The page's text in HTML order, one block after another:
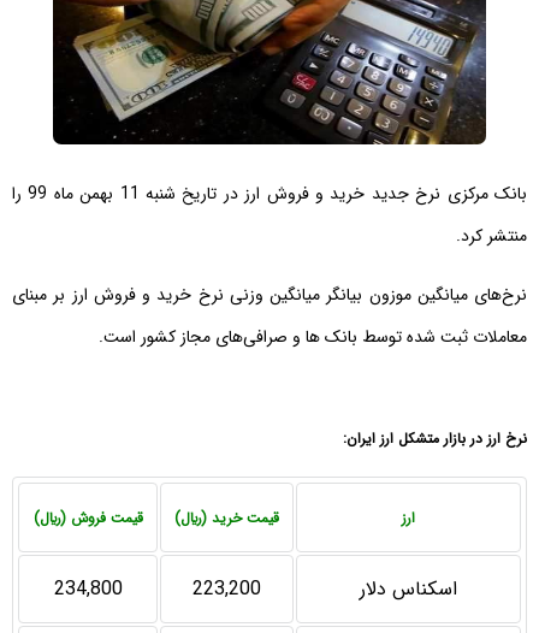
بانک مرکزی نرخ جدید خرید و فروش ارز در تاریخ شنبه 11 بهمن ماه 99 را
منتشر کرد.
نرخ‌های میانگین موزون بیانگر میانگین وزنی نرخ خرید و فروش ارز بر مبنای
معاملات ثبت شده توسط بانک ها و صرافی‌های مجاز کشور است.
نرخ ارز در بازار متشكل ارز ايران:
ارز قیمت خرید (ريال) قیمت فروش (ريال)
اسکناس دلار 223,200
234,800